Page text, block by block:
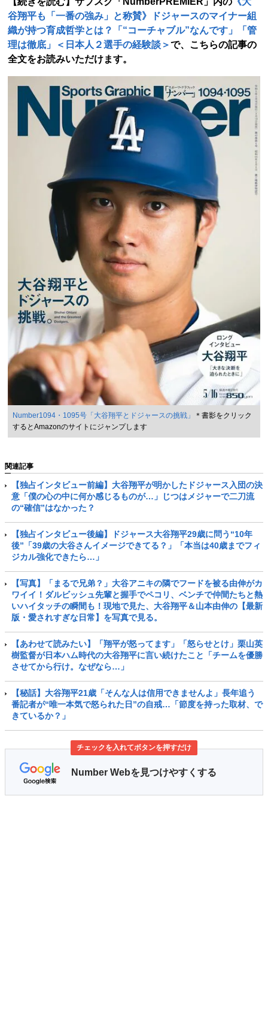
谷翔平も「一番の強み」と称賛》ドジャースのマイナー組
織が持つ育成哲学とは？「“コーチャブル”なんです」「管
理は徹底」＜日本人２選手の経験談＞​で、こちらの記事の
全文をお読みいただけます。
Number1094・1095号「大谷翔平とドジャースの挑戦」
＊書影をクリック
するとAmazonのサイトにジャンプします
関連記事
【独占インタビュー前編】大谷翔平が明かしたドジャース入団の決
意「僕の心の中に何か感じるものが…」じつはメジャーで二刀流
の“確信”はなかった？
【独占インタビュー後編】ドジャース大谷翔平29歳に問う“10年
後”「39歳の大谷さんイメージできてる？」「本当は40歳までフィ
ジカル強化できたら…」
【写真】「まるで兄弟？」大谷アニキの隣でフードを被る由伸がカ
ワイイ！ダルビッシュ先輩と握手でペコリ、ベンチで仲間たちと熱
いハイタッチの瞬間も！現地で見た、大谷翔平＆山本由伸の【最新
版・愛されすぎな日常】を写真で見る。
【あわせて読みたい】「翔平が怒ってます」「怒らせとけ」栗山英
樹監督が日本ハム時代の大谷翔平に言い続けたこと「チームを優勝
させてから行け。なぜなら…」
【秘話】大谷翔平21歳「そんな人は信用できませんよ」長年追う
番記者が“唯一本気で怒られた日”の自戒…「節度を持った取材、で
きているか？」
チェックを入れてボタンを押すだけ
Number Webを見つけやすくする